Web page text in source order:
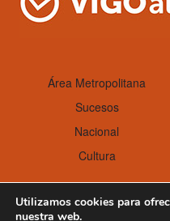
Área Metropolitana
Sucesos
Nacional
Cultura
Utilizamos cookies para
nuestra web.